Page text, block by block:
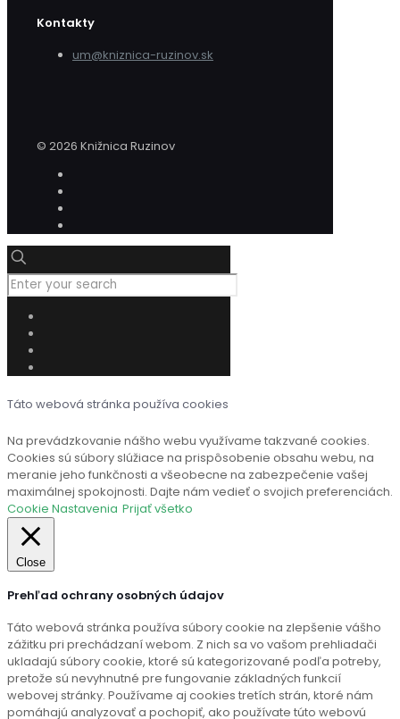
Kontakty
um@kniznica-ruzinov.sk
© 2026 Knižnica Ruzinov
Táto webová stránka používa cookies
Na prevádzkovanie nášho webu využívame takzvané cookies.
Cookies sú súbory slúžiace na prispôsobenie obsahu webu, na
meranie jeho funkčnosti a všeobecne na zabezpečenie vašej
maximálnej spokojnosti. Dajte nám vedieť o svojich preferenciách.
Cookie Nastavenia Prijať všetko
Close
Prehľad ochrany osobných údajov
Táto webová stránka používa súbory cookie na zlepšenie vášho
zážitku pri prechádzaní webom. Z nich sa vo vašom prehliadači
ukladajú súbory cookie, ktoré sú kategorizované podľa potreby,
pretože sú nevyhnutné pre fungovanie základných funkcií
webovej stránky. Používame aj cookies tretích strán, ktoré nám
pomáhajú analyzovať a pochopiť, ako používate túto webovú